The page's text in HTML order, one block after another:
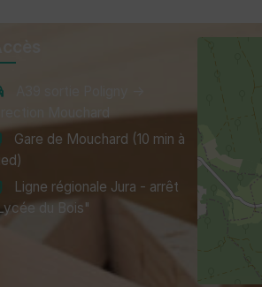
Gare de Mouchard (10 min à
Ligne régionale Jura - arrêt
du Bois"